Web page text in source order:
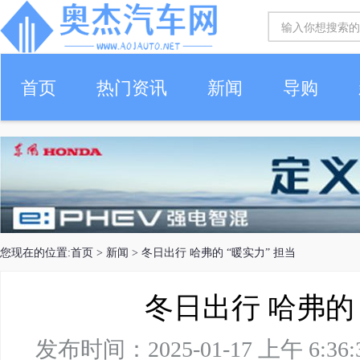
首页 热门资讯 新闻 导购
您现在的位置:首页 > 新闻 > 冬日出行 哈弗的 “暖实力” 担当
冬日出行 哈弗
发布时间：2025-01-17 上午